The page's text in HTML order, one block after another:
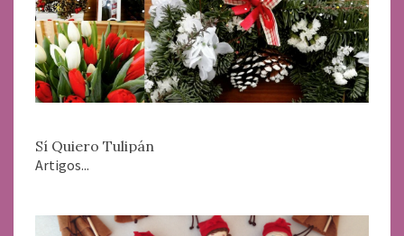
Sí Quiero Tulipán
Artigos...